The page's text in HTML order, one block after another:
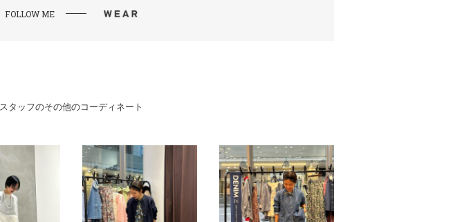
FOLLOW ME
スタッフのその他のコーディネート